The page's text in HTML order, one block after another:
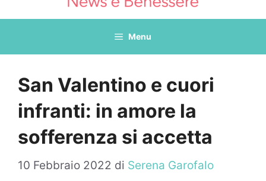
Menu
San Valentino e cuori
infranti: in amore la
sofferenza si accetta
10 Febbraio 2022 di Serena Garofalo